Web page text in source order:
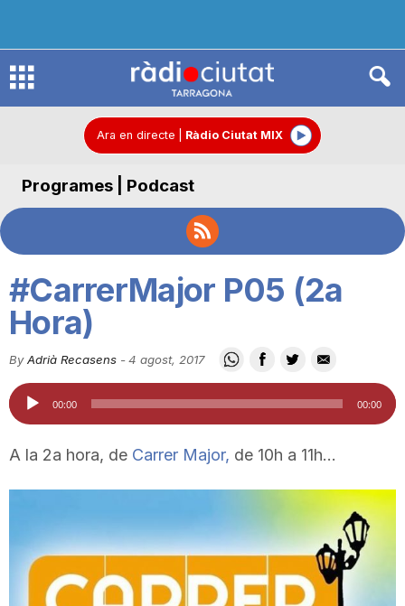
R
d
C
i
Ara en directe Ràdio Ciutat MIX
Programes | Podcast
#CarrerMajor P05 (2a
Hora)
By Adrià Recasens -4 agost, 2017
Reproductor
d'àudio
00:00 00:00
A la 2a hora, de Carrer Major, de 10h a 11h…